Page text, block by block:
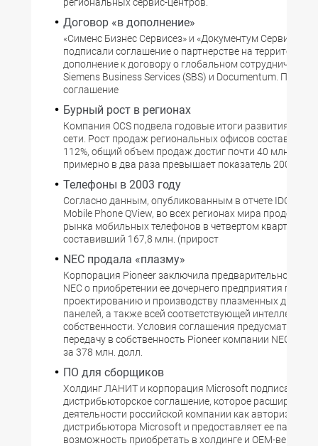
Договор «в дополнение»
«Сименс Бизнес Сервисез» и «Документум Сервисиз
подписали соглашение о партнерстве на территории
дополнение к договору о глобальном
Siemens Business Services (SBS) и Documentum.
соглашение
Бурный рост в регионах
Компания OCS подвела годовые итоги развития
сети. Рост продаж региональных офисов составил от
112%, общий объем продаж достиг почти 40 млн.
примерно в два раза превышает показатель 2002
Телефоны в 2003 году
Согласно данным, опубликованным в отчете IDC
Mobile Phone QView, во всех регионах мира
рынка мобильных телефонов в четвертом квартале
составивший 167,8 млн. (прирост
NEC продала «плазму»
Корпорация Pioneer заключила предварительное
NEC о приобретении ее дочернего предприятия по
проектированию и производству плазменных
панелей, а также всей соответствующей
собственности. Условия соглашения
передачу в собственность Pioneer компании NEC
за 378 млн. долл.
ПО для сборщиков
Холдинг ЛАНИТ и корпорация Microsoft подписали
дистрибьюторское соглашение, которое расширяет
деятельности российской компании как
дистрибьютора Microsoft и предоставляет ее
возможность приобретать в холдинге и OEM-версии